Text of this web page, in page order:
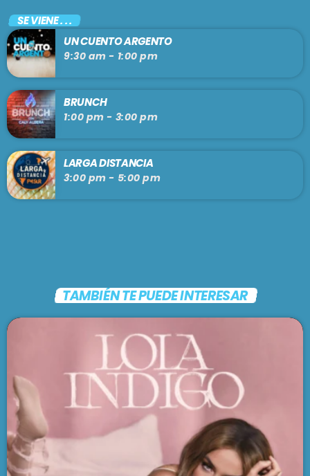
SE VIENE . . .
UN CUENTO ARGENTO
9:30 am - 1:00 pm
BRUNCH
1:00 pm - 3:00 pm
LARGA DISTANCIA
3:00 pm - 5:00 pm
TAMBIÉN TE PUEDE INTERESAR